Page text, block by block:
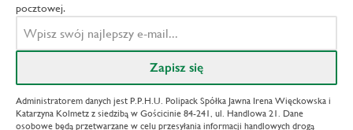
pocztowej.
Administratorem danych jest P.P.H.U. Polipack Spółka Jawna Irena Więckowska i
Katarzyna Kolmetz z siedzibą w Gościcinie 84-241, ul. Handlowa 21. Dane
osobowe będą przetwarzane w celu przesyłania informacji handlowych drogą